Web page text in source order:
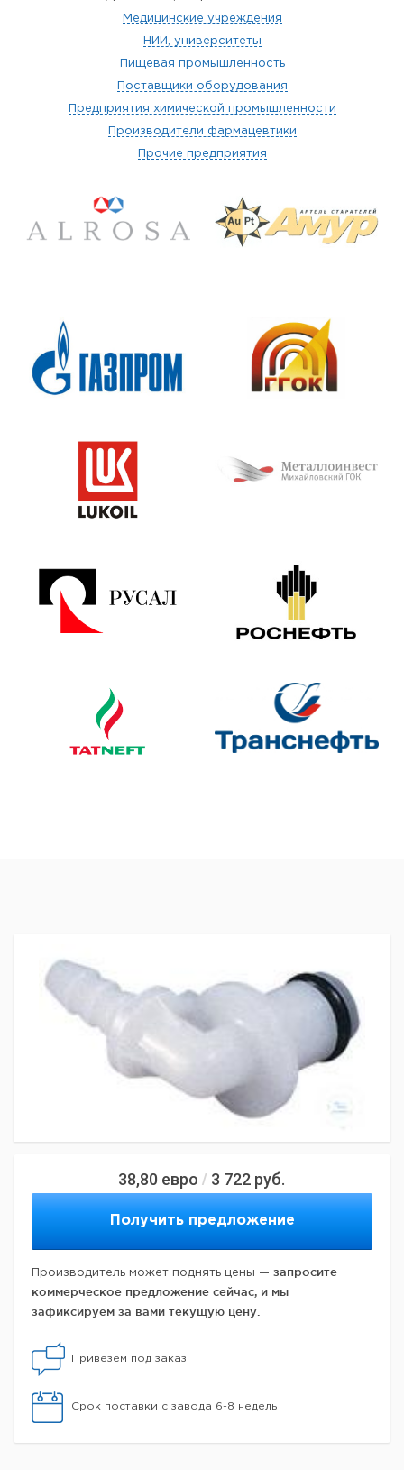
Медицинские учреждения
НИИ, университеты
Пищевая промышленность
Поставщики оборудования
Предприятия химической промышленности
Производители фармацевтики
Прочие предприятия
38,80 евро / 3 722 руб.
Получить предложение
Производитель может поднять цены — запросите
коммерческое предложение сейчас, и мы
зафиксируем за вами текущую цену.
Привезем под заказ
Срок поставки с завода 6-8 недель